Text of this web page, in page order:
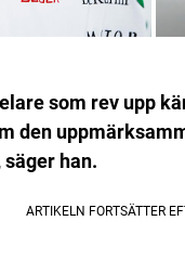
som rev upp
den
han.